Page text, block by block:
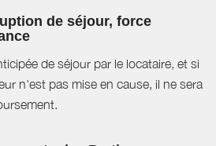
de séjour, force
de séjour par le locataire, et si
n'est pas mise en cause, il ne sera